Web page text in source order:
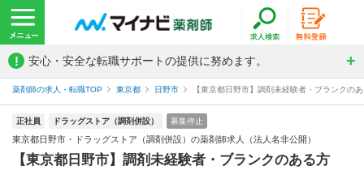
! 安心・安全な転職サポートの提供に努めます。
薬剤師の求人・転職TOP 東京都 日野市 【東京都日野市】調剤未経験者・ブランクの
正社員 ドラッグストア（調剤併設） 募集停止
東京都日野市・ドラッグストア（調剤併設）の薬剤師求人（法人名非公開）
【東京都日野市】調剤未経験者・ブランクのある方